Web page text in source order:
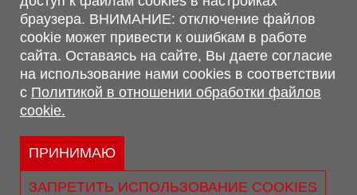
г. Брест, ул. Лейтенанта Рябцева, 108 В, 224701
Обращаем Ваше внимание, что вся предоставленная на сайте
информация, касающаяся комплектаций, технических
характеристик, цветовых сочетаний, а также стоимости и
сервисного обслуживания носит информационный характер и
не является публичной офертой, определяемой п.2 ст.407
Гражданского кодекса Республики Беларусь.
Политика обработки персональных данных
Политикой в отношении обработки файлов cookie.
браузера. ВНИМАНИЕ: отключение файлов
cookie может привести к ошибкам в работе
сайта. Оставаясь на сайте, Вы даете согласие
на использование нами cookies в соответствии
с Политикой в отношении обработки файлов
cookie.
ПРИНИМАЮ
ЗАПРЕТИТЬ ИСПОЛЬЗОВАНИЕ COOKIES